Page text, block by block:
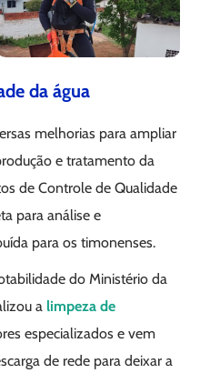
da água
melhorias para ampliar
e tratamento da
de Controle de Qualidade
para análise e
para os timonenses.
do Ministério da
a limpeza de
especializados e vem
de rede para deixar a